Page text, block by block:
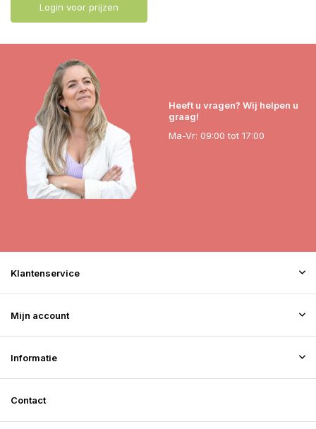
Login voor prijzen
Heeft u vragen? Wij helpen u
graag!
Ma-Vr: 09:00 tot 17:00
Klantenservice
Mijn account
Informatie
Contact